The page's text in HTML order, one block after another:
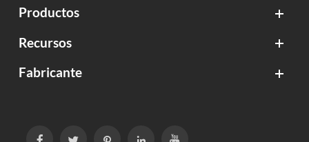
Productos
Recursos
Fabricante